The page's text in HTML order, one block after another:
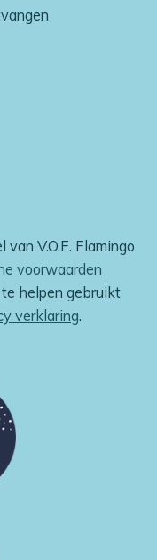
V.O.F. Flamingo
voorwaarden
helpen gebruikt
verklaring.